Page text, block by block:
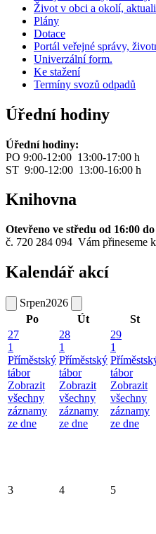
Život v obci a okolí,
Plány
Dotace
Portál veřejné správy,
Univerzální form.
Ke stažení
Termíny svozů odpadů
Úřední hodiny
Úřední hodiny:
PO 9:00-12:00 13:00-17:00 h
ST 9:00-12:00 13:00-16:00 h
Knihovna
Otevřeno ve středu od 16:00
č. 720 284 094 Vám přineseme
Kalendář akcí
Srpen2026
Po
Út St
27
1
Příměstský
tábor
Zobrazit
všechny
záznamy
ze dne
28
1
Příměstský
tábor
Zobrazit
všechny
záznamy
ze dne
29
1
tábor
Zobrazit
všechny
záznamy
ze dne
3 4 5